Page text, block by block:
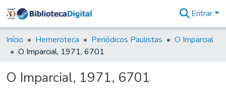
&
Coleções
Tudo na
Digital
Entrar
Início Hemeroteca Periódicos Paulistas
O Imparcial
O Imparcial, 1971, 6701
O Imparcial, 1971, 6701